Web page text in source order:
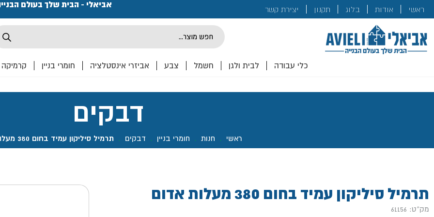
ראשי אודות בלוג תקנון יצירת קשרלכם!
אביאלי - הבית שלך בעולם
Products
search
כלי עבודה לבית ולגן חשמל צבע אביזרי אינסטלציה חומרי בניין קרמיקה
דבקים
ראשי . חנות . חומרי בניין . דבקים . תרמיל סיליקון עמיד בחום 380 מעלות אדום
תרמיל סיליקון עמיד בחום 380 מעלות אדום
מק"ט: 61156